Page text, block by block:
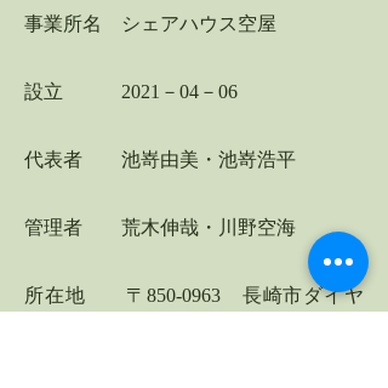
事業所名 シェアハウス空屋
設立 2021－04－06
代表者 池嵜由美・池嵜浩平
管理者 荒木伸哉・川野空海
所在地 〒850-0963 長崎市ダイヤ